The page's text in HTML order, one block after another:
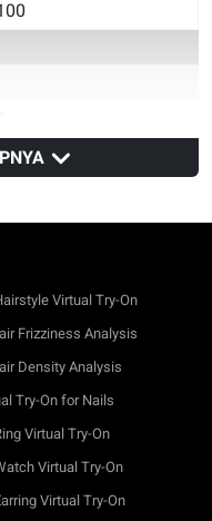
Virtual Try-On
Frizziness Analysis
Density Analysis
Try-On for Nails
Virtual Try-On
Virtual Try-On
Virtual Try-On